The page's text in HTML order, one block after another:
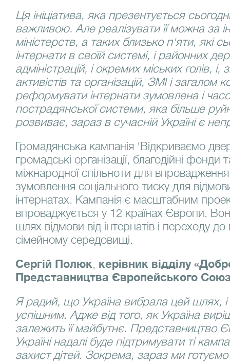
Ця ініціатива, яка презентується
важливою. Але реалізувати її можна за
міністерств, а таких близько п'яти, які
інтернати в своїй системі, і районних
адміністрацій, і окремих міських голів,
активістів та організацій, ЗМІ і
реформувати інтернати зумовлена і
пострадянської системи, яка більше
розвиває, зараз в сучасній Україні є
Громадянська кампанія 'Відкриваємо
громадські організації, благодійні фонди
міжнародної спільноти для впровадження
зумовлення соціального тиску для
інтернатах. Кампанія є масштабним
впроваджується у 12 країнах Європи.
шлях відмови від інтернатів і переходу
сімейному середовищі.
Сергій Полюк, керівник відділу
Представництва Європейського
Я радий, що Україна вибрала цей шлях, і
успішним. Адже від того, як Україна
залежить її майбутнє. Представництво
Україні надалі буде підтримувати ті
захист дітей. Зокрема, зараз ми